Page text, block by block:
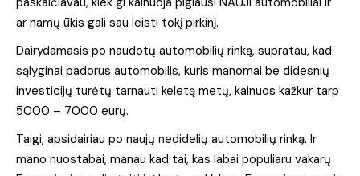
ar namų ūkis gali sau leisti tokį pirkinį.
Dairydamasis po naudotų automobilių rinką, supratau, kad
sąlyginai padorus automobilis, kuris manomai be didesnių
investicijų turėtų tarnauti keletą metų, kainuos kažkur tarp
5000 – 7000 eurų.
Taigi, apsidairiau po naujų nedidelių automobilių rinką. Ir
mano nuostabai, manau kad tai, kas labai populiaru vakarų